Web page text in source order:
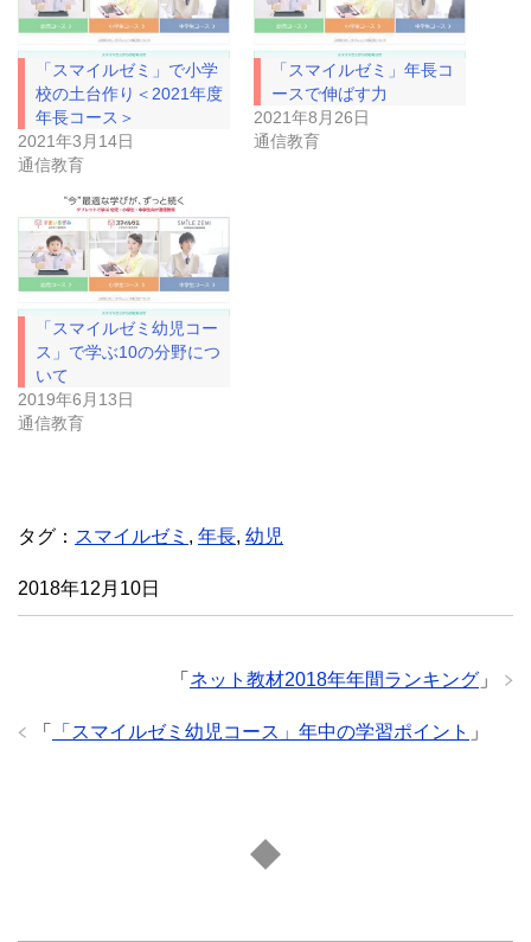
t
e
共
有
(
新
し
い
ウ
ン
ド
ウ
で
開
き
ま
す
)
有
す
る
に
は
ク
リ
ッ
ク
し
だ
さ
い
(
新
し
い
ウ
ィ
ン
ド
開
き
「スマイルゼミ」で小学
校の土台作り＜2021年度
年長コース＞
2021年3月14日
通信教育
「スマイルゼミ」年長コ
ースで伸ばす力
2021年8月26日
通信教育
「スマイルゼミ幼児コー
ス」で学ぶ10の分野につ
いて
2019年6月13日
通信教育
タグ： スマイルゼミ , 年長, 幼児
2018年12月10日
「 ネット教材2018年年間ランキング 」
「 「スマイルゼミ幼児コース」年中の学習ポイント 」